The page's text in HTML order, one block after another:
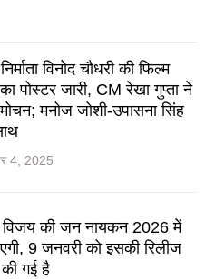
विनोद चौधरी की फिल्म
का पोस्टर जारी, CM रेखा गुप्ता ने
मनोज जोशी-उपासना सिंह
4, 2025
की जन नायकन 2026 में
9 जनवरी को इसकी रिलीज
गई है